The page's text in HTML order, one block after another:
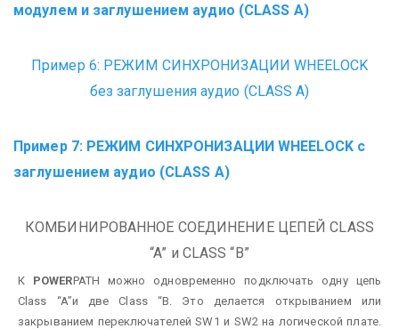
модулем и заглушением аудио (CLASS A)
Пример 6: РЕЖИМ СИНХРОНИЗАЦИИ WHEELOCK
без заглушения аудио (CLASS A)
Пример 7: РЕЖИМ СИНХРОНИЗАЦИИ WHEELOCKс
заглушением аудио (CLASS A)
КОМБИНИРОВАННОЕ СОЕДИНЕНИЕ ЦЕПЕЙ CLASS
“A” и CLASS “B”
К POWERPATH можно одновременно подключать одну цепь
Class “A”и две Class “B. Это делается открыванием или
закрыванием переключателей SW1 и SW2 на логической плате.